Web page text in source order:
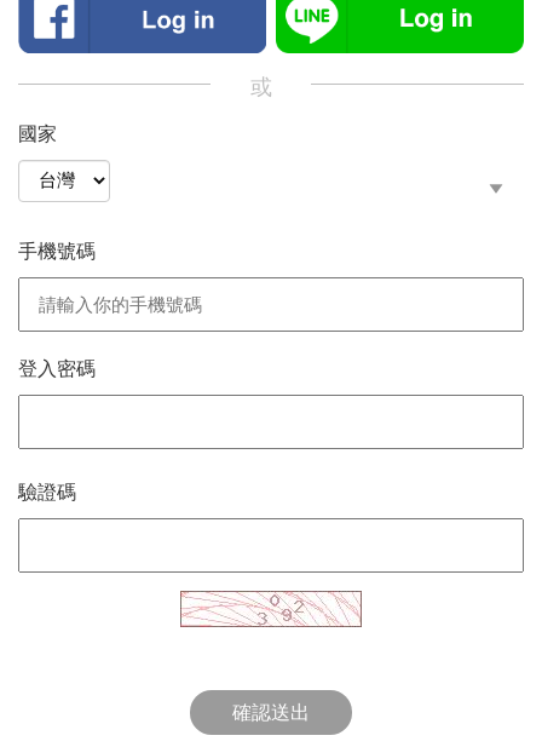
或
國家
手機號碼
登入密碼
驗證碼
確認送出